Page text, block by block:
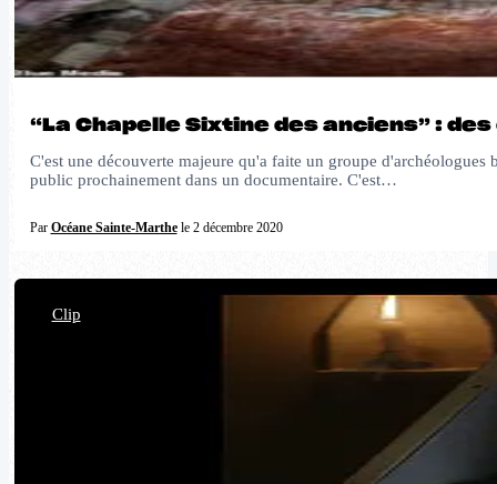
“La Chapelle Sixtine des anciens” :
C'est une découverte majeure qu'a faite un groupe
public prochainement dans un documentaire. C'est…
Par Océane Sainte-Marthele 2 décembre 2020
Clip